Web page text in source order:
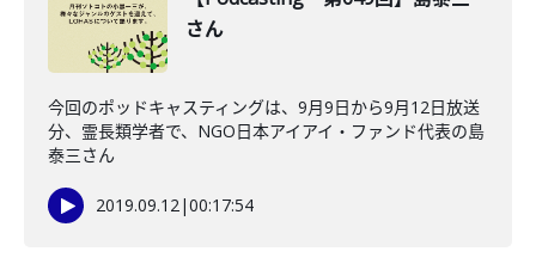
さん
今回のポッドキャスティングは、9月9日から9月12日放送
分、霊長類学者で、NGO日本アイアイ・ファンド代表の島
泰三さん
2019.09.12|00:17:54